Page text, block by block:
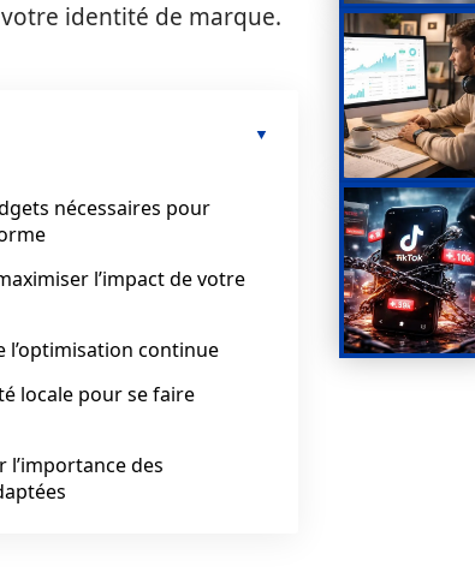
identité de marque.
nécessaires pour
l’impact de votre
l’optimisation continue
locale pour se faire
l’importance des